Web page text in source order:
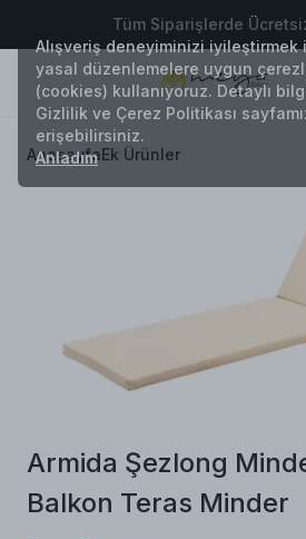
Alışveriş deneyiminizi iyileştirmek
yasal düzenlemelere uygun
(cookies) kullanıyoruz. Detaylı
Gizlilik ve Çerez Politikası
erişebilirsiniz.
Anladım
Tüm Siparişlerde
AnasayfaEk Ürünler
Armida Şezlong
Balkon Teras Minder